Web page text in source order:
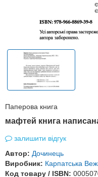
Паперова книга
мафтей книга
залишити відгук
Автор: Дочинець
Виробник: Карпатська
Код товару / ISBN: